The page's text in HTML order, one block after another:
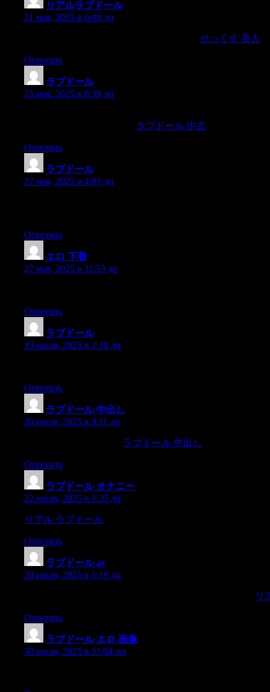
リアルラブドール:
21 мая, 2025 в 6:09 дп
せっくす 美人
Ответить
ラブドール:
25 мая, 2025 в 8:39 дп
ラブドール 中古
Ответить
ラブドール:
27 мая, 2025 в 4:01 дп
Ответить
エロ 下着
27 мая, 2025 в 11:53 дп
Ответить
ラブドール:
19 июля, 2025 в 1:18 дп
Ответить
ラブドール 中出し
20 июля, 2025 в 9:11 дп
ラブドール 中出し
Ответить
ラブドール オナニー
22 июля, 2025 в 1:35 дп
リアル ラブドール
Ответить
ラブドール av
29 июля, 2025 в 1:19 дп
リ
Ответить
ラブドール エロ 画像
30 июля, 2025 в 11:04 пп